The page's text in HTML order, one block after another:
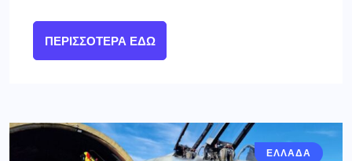
ΠΕΡΙΣΣΌΤΕΡΑ ΕΔΏ
ΕΛΛΑΔΑ